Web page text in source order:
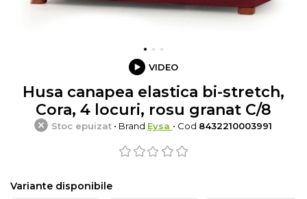
VIDEO
Husa canapea elastica bi-stretch,
Cora, 4 locuri, rosu granat C/8
Stoc epuizat • Brand Eysa • Cod 8432210003991
Variante disponibile